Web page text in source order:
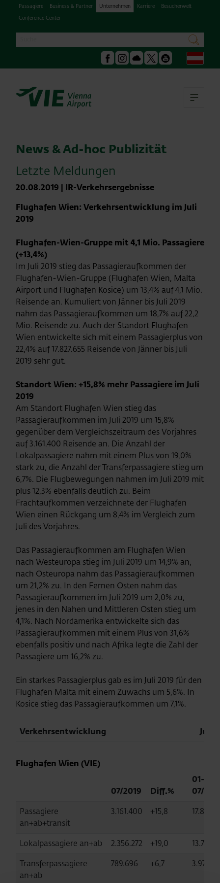
Passagiere Business & Partner Unternehmen Karriere
Besucherwelt
Conference Center
suchen
Facebook
Instagram
Podcast Youtube
News & Ad-hoc Publizität
Letzte Meldungen
20.08.2019 | IR-Verkehrsergebnisse
Flughafen Wien: Verkehrsentwicklung im Juli
2019
Flughafen-Wien-Gruppe mit 4,1 Mio. Passagiere
(+13,4%)
Im Juli 2019 stieg das Passagieraufkommen der
Flughafen-Wien-Gruppe (Flughafen Wien, Malta
Airport und Flughafen Kosice) um 13,4% auf 4,1 Mio.
Reisende an. Kumuliert von Jänner bis Juli 2019
nahm das Passagieraufkommen um 18,7% auf 22,2
Mio. Reisende zu. Auch der Standort Flughafen
Wien entwickelte sich mit einem Passagierplus von
22,4% auf 17.827.655 Reisende von Jänner bis Juli
2019 sehr gut.
Standort Wien: +15,8% mehr Passagiere im Juli
2019
Am Standort Flughafen Wien stieg das
Passagieraufkommen im Juli 2019 um 15,8%
gegenüber dem Vergleichszeitraum des Vorjahres
auf 3.161.400 Reisende an. Die Anzahl der
Lokalpassagiere nahm mit einem Plus von 19,0%
stark zu, die Anzahl der Transferpassagiere stieg um
6,7%. Die Flugbewegungen nahmen im Juli 2019 mit
plus 12,3% ebenfalls deutlich zu. Beim
Frachtaufkommen verzeichnete der Flughafen
Wien einen Rückgang um 8,4% im Vergleich zum
Juli des Vorjahres.
Das Passagieraufkommen am Flughafen Wien
nach Westeuropa stieg im Juli 2019 um 14,9% an,
nach Osteuropa nahm das Passagieraufkommen
um 21,2% zu. In den Fernen Osten nahm das
Passagieraufkommen im Juli 2019 um 2,0% zu,
jenes in den Nahen und Mittleren Osten stieg um
4,1%. Nach Nordamerika entwickelte sich das
Passagieraufkommen mit einem Plus von 31,6%
ebenfalls positiv und nach Afrika legte die Zahl der
Passagiere um 16,2% zu.
Ein starkes Passagierplus gab es im Juli 2019 für den
Flughafen Malta mit einem Zuwachs um 5,6%. In
Kosice stieg das Passagieraufkommen um 7,1%.
Verkehrsentwicklung Juli
Flughafen Wien (VIE)
07/2019 Diff.%
01-
07/
Passagiere
an+ab+transit
3.161.400 +15,8
Lokalpassagiere an+ab 2.356.272 +19,0
Transferpassagiere
an+ab
789.696 +6,7